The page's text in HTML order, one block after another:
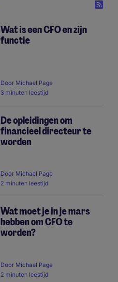
Wat is een CFO en zijn
functie
Door Michael Page
3 minuten leestijd
De opleidingen om
financieel directeur te
worden
Door Michael Page
2 minuten leestijd
Wat moet je in je mars
hebben om CFO te
worden?
Door Michael Page
2 minuten leestijd